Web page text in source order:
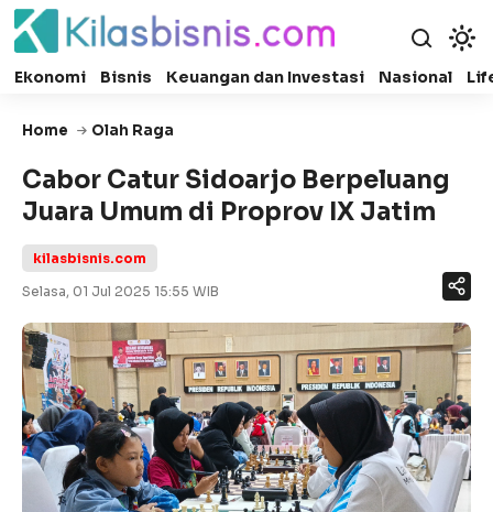
Ekonomi Bisnis Keuangan dan Investasi Nasional
Home Olah Raga
Cabor Catur Sidoarjo Berpeluang
Juara Umum di Proprov IX Jatim
kilasbisnis.com
Selasa, 01 Jul 2025 15:55 WIB